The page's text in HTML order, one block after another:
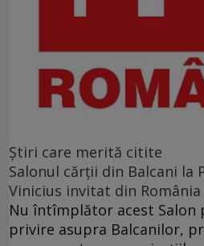
Ştiri care merită citite
Salonul cărţii din Balcani la
Vinicius invitat din România
Nu întîmplător acest Salon
privire asupra Balcanilor,